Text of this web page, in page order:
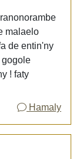
malaelo
de entin'ny
gogole
! faty
Hamaly